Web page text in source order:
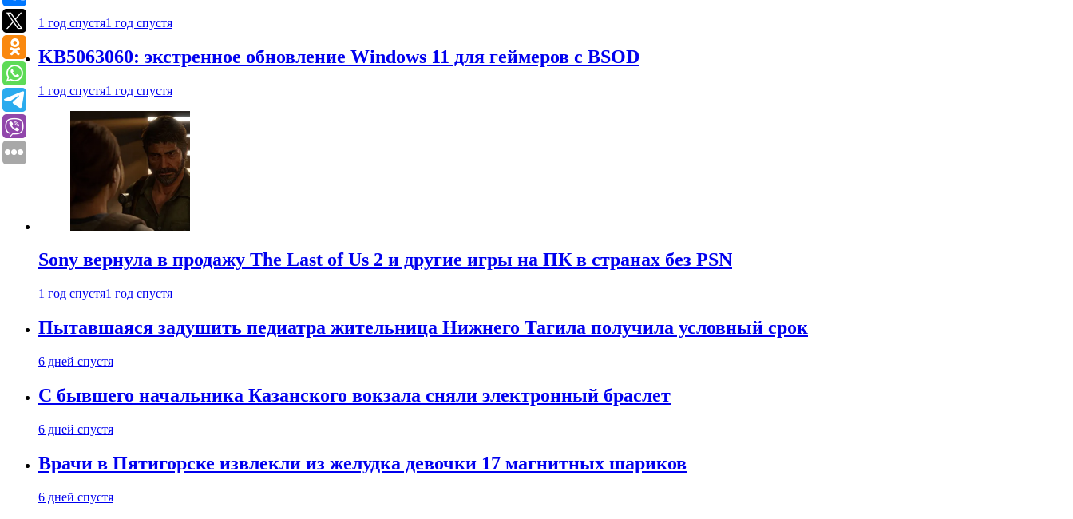
1 год спустя1 год спустя
KB5063060: экстренное обновление Windows 11 для геймеров с BSOD
1 год спустя1 год спустя
Sony вернула в продажу The Last of Us 2 и другие игры на ПК в странах без PSN
1 год спустя1 год спустя
Пытавшаяся задушить педиатра жительница Нижнего Тагила получила условный срок
6 дней спустя
С бывшего начальника Казанского вокзала сняли электронный браслет
6 дней спустя
Врачи в Пятигорске извлекли из желудка девочки 17 магнитных шариков
6 дней спустя